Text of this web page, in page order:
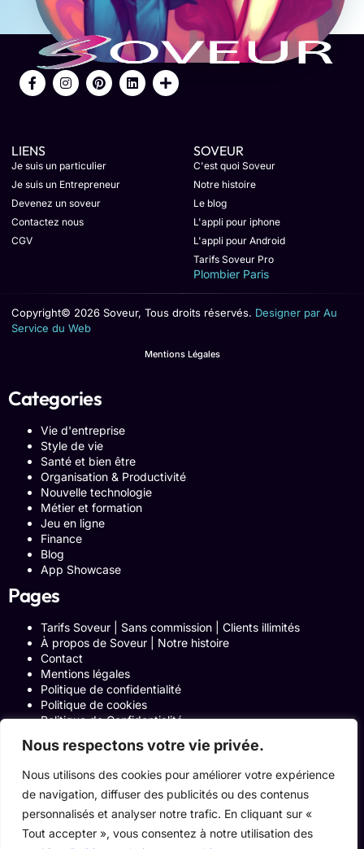
Nous respectons votre vie privée.
Nous utilisons des cookies pour améliorer votre expérience
de navigation, diffuser des publicités ou des contenus
personnalisés et analyser notre trafic. En cliquant sur «
Tout accepter », vous consentez à notre utilisation des
LIENS
Je suis un particulier
Je suis un Entrepreneur
Devenez un soveur
Contactez nous
CGV
SOVEUR
C'est quoi Soveur
Notre histoire
Le blog
L'appli pour iphone
L'appli pour Android
Tarifs Soveur Pro
Plombier Paris
Copyright© 2026 Soveur, Tous droits réservés. Designer par Au
Service du Web
Mentions Légales
Categories
Vie d'entreprise
Style de vie
Santé et bien être
Organisation & Productivité
Nouvelle technologie
Métier et formation
Jeu en ligne
Finance
Blog
App Showcase
Pages
Tarifs Soveur | Sans commission | Clients illimités
À propos de Soveur | Notre histoire
Contact
Mentions légales
Politique de confidentialité
Politique de cookies
Politique de Confidentialité
Blog
Programme Affiliation
Conditions générales d’utilisation
ACCUEIL
Onglets Zone Affilié
Le Blog